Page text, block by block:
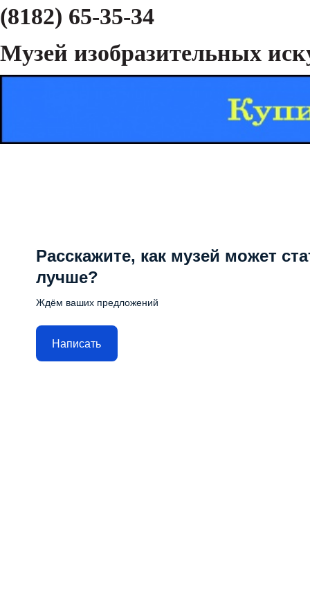
(8182) 65-35-34
Музей изобразительных
Расскажите, как музей может
лучше?
Ждём ваших предложений
Написать